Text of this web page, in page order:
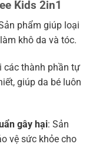
Kids 2in1
phẩm giúp loại
khô da và tóc.
các thành phần tự
giúp da bé luôn
gây hại: Sản
vệ sức khỏe cho